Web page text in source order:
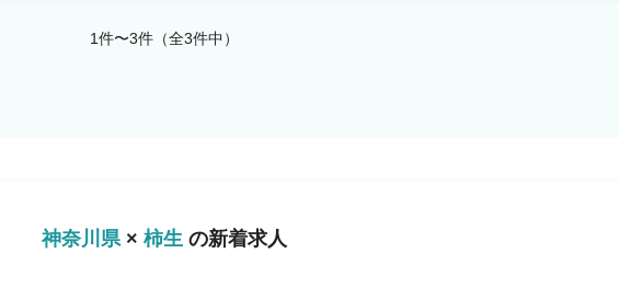
1件〜3件（全3件中）
神奈川県 × 柿生 の新着求人